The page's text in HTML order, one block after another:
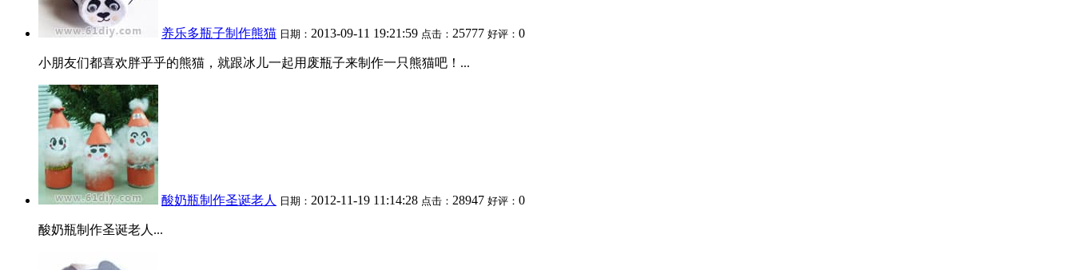
养乐多瓶子制作熊猫 日期： 2013-09-11 19:21:59 点击： 25777 好评： 0
小朋友们都喜欢胖乎乎的熊猫，就跟冰儿一起用废瓶子来制作一只熊猫吧！...
酸奶瓶制作圣诞老人 日期： 2012-11-19 11:14:28 点击： 28947 好评： 0
酸奶瓶制作圣诞老人...